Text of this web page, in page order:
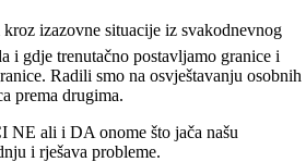
izazovne situacije iz svakodnevnog
i gdje trenutačno postavljamo granice i
Radili smo na osvještavanju osobnih
prema drugima.
ali i DA onome što jača našu
i rješava probleme.